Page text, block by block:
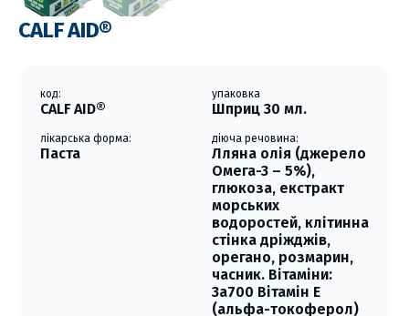
CALF AID®
код:
CALF AID®
упаковка
Шприц 30 мл.
лікарська форма:
Паста
діюча речовина:
Лляна олія (джерело
Омега-3 – 5%),
глюкоза, екстракт
морських
водоростей, клітинна
стінка дріжджів,
орегано, розмарин,
часник. Вітаміни:
3a700 Вітамін Е
(альфа-токоферол)